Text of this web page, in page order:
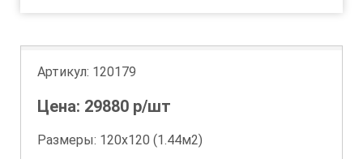
Артикул: 120179
Цена: 29880 р/шт
Размеры: 120х120 (1.44м2)